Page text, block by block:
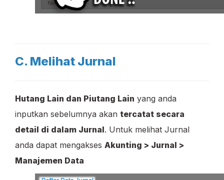
C. Melihat Jurnal
Hutang Lain dan Piutang Lain yang anda
inputkan sebelumnya akan tercatat secara
detail di dalam Jurnal. Untuk melihat Jurnal
anda dapat mengakses Akunting > Jurnal >
Manajemen Data